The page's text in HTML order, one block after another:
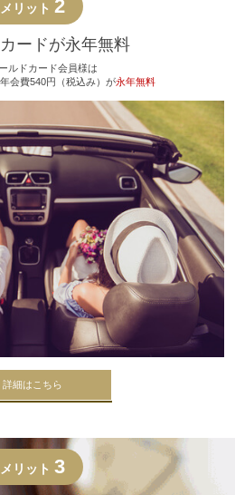
メリット 2
ードが永年無料
ルドカード会員様は
会費540円（税込み）が永年無料
詳細はこちら
メリット 3